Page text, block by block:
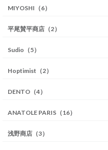
MIYOSHI（6）
平尾賛平商店（2）
Sudio（5）
Hoptimist（2）
DENTO（4）
ANATOLE PARIS（16）
浅野商店（3）